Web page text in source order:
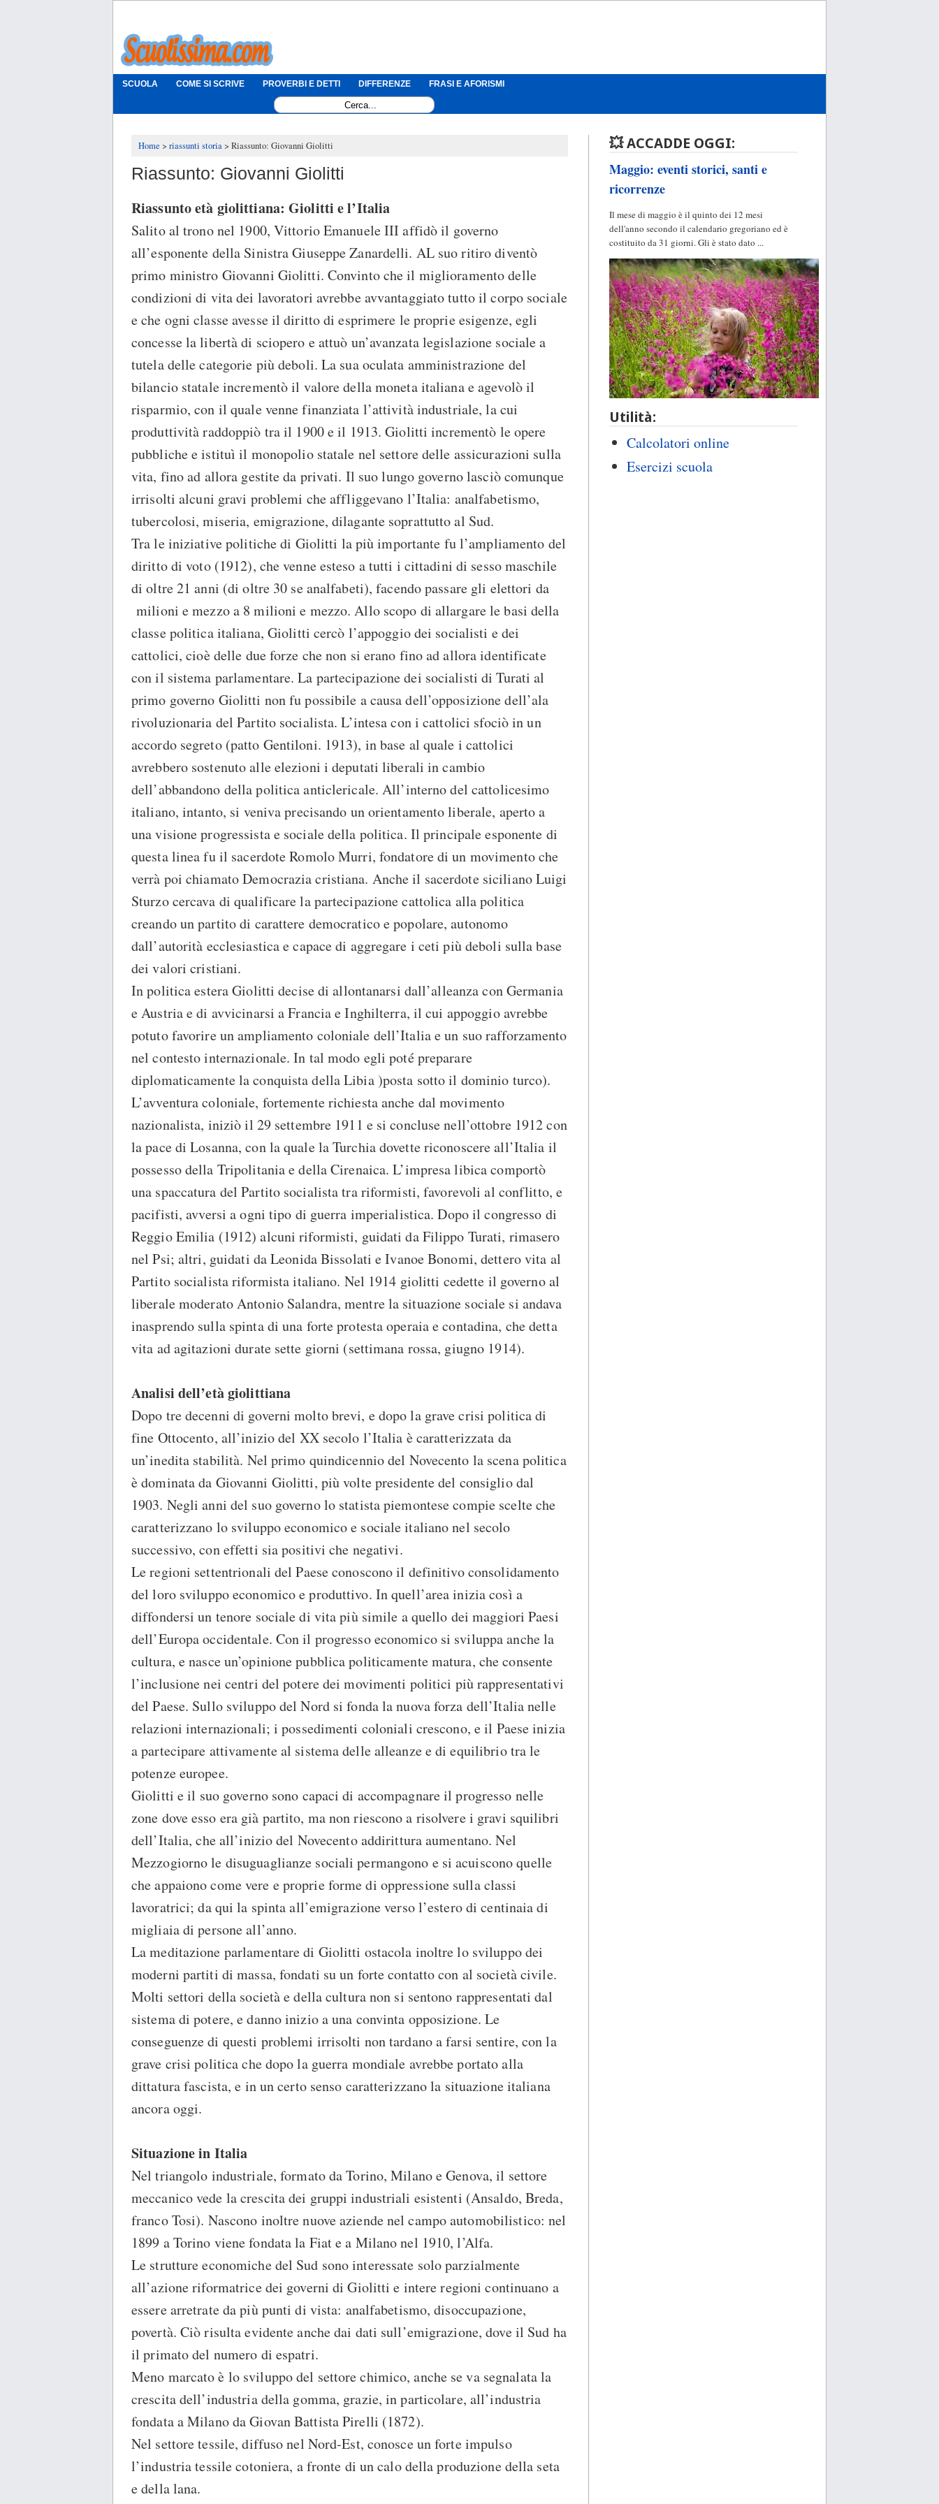
SCUOLA COME SI SCRIVE PROVERBI E DETTI DIFFERENZE FRASI E AFORISMI
Home riassunti storia Riassunto: Giovanni Giolitti
Riassunto: Giovanni Giolitti
Riassunto età giolittiana: Giolitti e l’Italia
Salito al trono nel 1900, Vittorio Emanuele III affidò il governo
all’esponente della Sinistra Giuseppe Zanardelli. AL suo ritiro diventò
primo ministro Giovanni Giolitti. Convinto che il miglioramento delle
condizioni di vita dei lavoratori avrebbe avvantaggiato tutto il corpo sociale
e che ogni classe avesse il diritto di esprimere le proprie esigenze, egli
concesse la libertà di sciopero e attuò un’avanzata legislazione sociale a
tutela delle categorie più deboli. La sua oculata amministrazione del
bilancio statale incrementò il valore della moneta italiana e agevolò il
risparmio, con il quale venne finanziata l’attività industriale, la cui
produttività raddoppiò tra il 1900 e il 1913. Giolitti incrementò le opere
pubbliche e istituì il monopolio statale nel settore delle assicurazioni sulla
vita, fino ad allora gestite da privati. Il suo lungo governo lasciò comunque
irrisolti alcuni gravi problemi che affliggevano l’Italia: analfabetismo,
tubercolosi, miseria, emigrazione, dilagante soprattutto al Sud.
Tra le iniziative politiche di Giolitti la più importante fu l’ampliamento del
diritto di voto (1912), che venne esteso a tutti i cittadini di sesso maschile
di oltre 21 anni (di oltre 30 se analfabeti), facendo passare gli elettori da
milioni e mezzo a 8 milioni e mezzo. Allo scopo di allargare le basi della
classe politica italiana, Giolitti cercò l’appoggio dei socialisti e dei
cattolici, cioè delle due forze che non si erano fino ad allora identificate
con il sistema parlamentare. La partecipazione dei socialisti di Turati al
primo governo Giolitti non fu possibile a causa dell’opposizione dell’ala
rivoluzionaria del Partito socialista. L’intesa con i cattolici sfociò in un
accordo segreto (patto Gentiloni. 1913), in base al quale i cattolici
avrebbero sostenuto alle elezioni i deputati liberali in cambio
dell’abbandono della politica anticlericale. All’interno del cattolicesimo
italiano, intanto, si veniva precisando un orientamento liberale, aperto a
una visione progressista e sociale della politica. Il principale esponente di
questa linea fu il sacerdote Romolo Murri, fondatore di un movimento che
verrà poi chiamato Democrazia cristiana. Anche il sacerdote siciliano Luigi
Sturzo cercava di qualificare la partecipazione cattolica alla politica
creando un partito di carattere democratico e popolare, autonomo
dall’autorità ecclesiastica e capace di aggregare i ceti più deboli sulla base
dei valori cristiani.
In politica estera Giolitti decise di allontanarsi dall’alleanza con Germania
e Austria e di avvicinarsi a Francia e Inghilterra, il cui appoggio avrebbe
potuto favorire un ampliamento coloniale dell’Italia e un suo rafforzamento
nel contesto internazionale. In tal modo egli poté preparare
diplomaticamente la conquista della Libia )posta sotto il dominio turco).
L’avventura coloniale, fortemente richiesta anche dal movimento
nazionalista, iniziò il 29 settembre 1911 e si concluse nell’ottobre 1912 con
la pace di Losanna, con la quale la Turchia dovette riconoscere all’Italia il
possesso della Tripolitania e della Cirenaica. L’impresa libica comportò
una spaccatura del Partito socialista tra riformisti, favorevoli al conflitto, e
pacifisti, avversi a ogni tipo di guerra imperialistica. Dopo il congresso di
Reggio Emilia (1912) alcuni riformisti, guidati da Filippo Turati, rimasero
nel Psi; altri, guidati da Leonida Bissolati e Ivanoe Bonomi, dettero vita al
Partito socialista riformista italiano. Nel 1914 giolitti cedette il governo al
liberale moderato Antonio Salandra, mentre la situazione sociale si andava
inasprendo sulla spinta di una forte protesta operaia e contadina, che detta
vita ad agitazioni durate sette giorni (settimana rossa, giugno 1914).
Analisi dell’età giolittiana
Dopo tre decenni di governi molto brevi, e dopo la grave crisi politica di
fine Ottocento, all’inizio del XX secolo l’Italia è caratterizzata da
un’inedita stabilità. Nel primo quindicennio del Novecento la scena politica
è dominata da Giovanni Giolitti, più volte presidente del consiglio dal
1903. Negli anni del suo governo lo statista piemontese compie scelte che
caratterizzano lo sviluppo economico e sociale italiano nel secolo
successivo, con effetti sia positivi che negativi.
Le regioni settentrionali del Paese conoscono il definitivo consolidamento
del loro sviluppo economico e produttivo. In quell’area inizia così a
diffondersi un tenore sociale di vita più simile a quello dei maggiori Paesi
dell’Europa occidentale. Con il progresso economico si sviluppa anche la
cultura, e nasce un’opinione pubblica politicamente matura, che consente
l’inclusione nei centri del potere dei movimenti politici più rappresentativi
del Paese. Sullo sviluppo del Nord si fonda la nuova forza dell’Italia nelle
relazioni internazionali; i possedimenti coloniali crescono, e il Paese inizia
a partecipare attivamente al sistema delle alleanze e di equilibrio tra le
potenze europee.
Giolitti e il suo governo sono capaci di accompagnare il progresso nelle
zone dove esso era già partito, ma non riescono a risolvere i gravi squilibri
dell’Italia, che all’inizio del Novecento addirittura aumentano. Nel
Mezzogiorno le disuguaglianze sociali permangono e si acuiscono quelle
che appaiono come vere e proprie forme di oppressione sulla classi
lavoratrici; da qui la spinta all’emigrazione verso l’estero di centinaia di
migliaia di persone all’anno.
La meditazione parlamentare di Giolitti ostacola inoltre lo sviluppo dei
moderni partiti di massa, fondati su un forte contatto con al società civile.
Molti settori della società e della cultura non si sentono rappresentati dal
sistema di potere, e danno inizio a una convinta opposizione. Le
conseguenze di questi problemi irrisolti non tardano a farsi sentire, con la
grave crisi politica che dopo la guerra mondiale avrebbe portato alla
dittatura fascista, e in un certo senso caratterizzano la situazione italiana
ancora oggi.
Situazione in Italia
Nel triangolo industriale, formato da Torino, Milano e Genova, il settore
meccanico vede la crescita dei gruppi industriali esistenti (Ansaldo, Breda,
franco Tosi). Nascono inoltre nuove aziende nel campo automobilistico: nel
1899 a Torino viene fondata la Fiat e a Milano nel 1910, l’Alfa.
Le strutture economiche del Sud sono interessate solo parzialmente
all’azione riformatrice dei governi di Giolitti e intere regioni continuano a
essere arretrate da più punti di vista: analfabetismo, disoccupazione,
povertà. Ciò risulta evidente anche dai dati sull’emigrazione, dove il Sud ha
il primato del numero di espatri.
Meno marcato è lo sviluppo del settore chimico, anche se va segnalata la
crescita dell’industria della gomma, grazie, in particolare, all’industria
fondata a Milano da Giovan Battista Pirelli (1872).
Nel settore tessile, diffuso nel Nord-Est, conosce un forte impulso
l’industria tessile cotoniera, a fronte di un calo della produzione della seta
e della lana.
💥 ACCADDE OGGI:
Maggio: eventi storici, santi e
ricorrenze
Il mese di maggio è il quinto dei 12 mesi
dell'anno secondo il calendario gregoriano ed è
costituito da 31 giorni. Gli è stato dato ...
Utilità:
Calcolatori online
Esercizi scuola